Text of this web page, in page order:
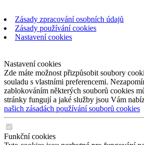
Zásady zpracování osobních údajů
Zásady používání cookies
Nastavení cookies
Nastavení cookies
Zde máte možnost přizpůsobit soubory
souladu s vlastními preferencemi.
zablokováním některých souborů cookies
stránky fungují a jaké služby jsou Vám
našich zásadách používání souborů cookies
Funkční cookies